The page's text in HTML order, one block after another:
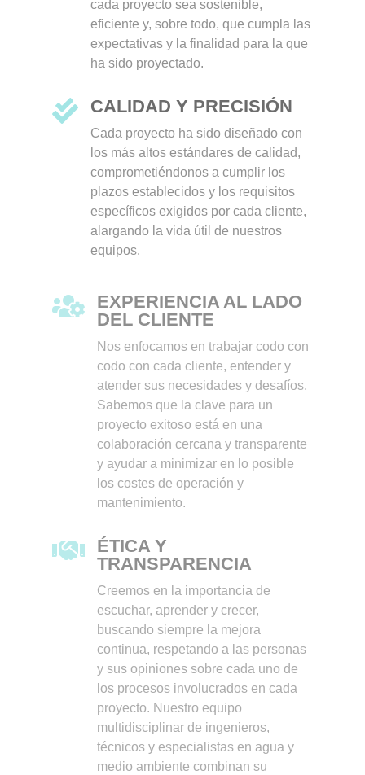
cada proyecto sea sostenible,
eficiente y, sobre todo, que cumpla las
expectativas y la finalidad para la que
ha sido proyectado.
 CALIDAD Y PRECISIÓN
Cada proyecto ha sido diseñado con
los más altos estándares de calidad,
comprometiéndonos a cumplir los
plazos establecidos y los requisitos
específicos exigidos por cada cliente,
alargando la vida útil de nuestros
equipos.

EXPERIENCIA AL LADO
DEL CLIENTE
Nos enfocamos en trabajar codo con
codo con cada cliente, entender y
atender sus necesidades y desafíos.
Sabemos que la clave para un
proyecto exitoso está en una
colaboración cercana y transparente
y ayudar a minimizar en lo posible
los costes de operación y
mantenimiento.

ÉTICA Y
TRANSPARENCIA
Creemos en la importancia de
escuchar, aprender y crecer,
buscando siempre la mejora
continua, respetando a las personas
y sus opiniones sobre cada uno de
los procesos involucrados en cada
proyecto. Nuestro equipo
multidisciplinar de ingenieros,
técnicos y especialistas en agua y
medio ambiente combinan su